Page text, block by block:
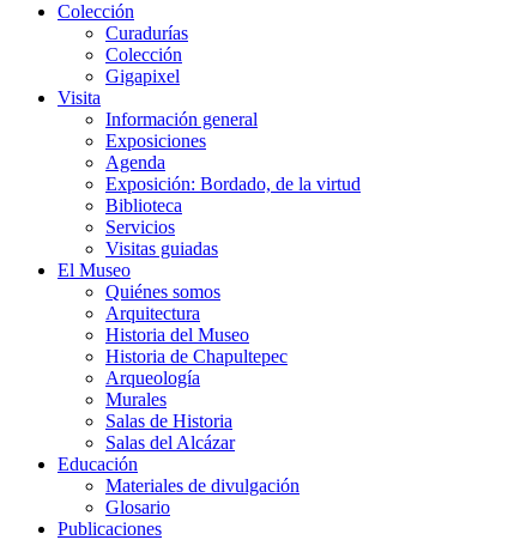
Colección
Curadurías
Colección
Gigapixel
Visita
Información general
Exposiciones
Agenda
Exposición: Bordado, de la virtud
Biblioteca
Servicios
Visitas guiadas
El Museo
Quiénes somos
Arquitectura
Historia del Museo
Historia de Chapultepec
Arqueología
Murales
Salas de Historia
Salas del Alcázar
Educación
Materiales de divulgación
Glosario
Publicaciones